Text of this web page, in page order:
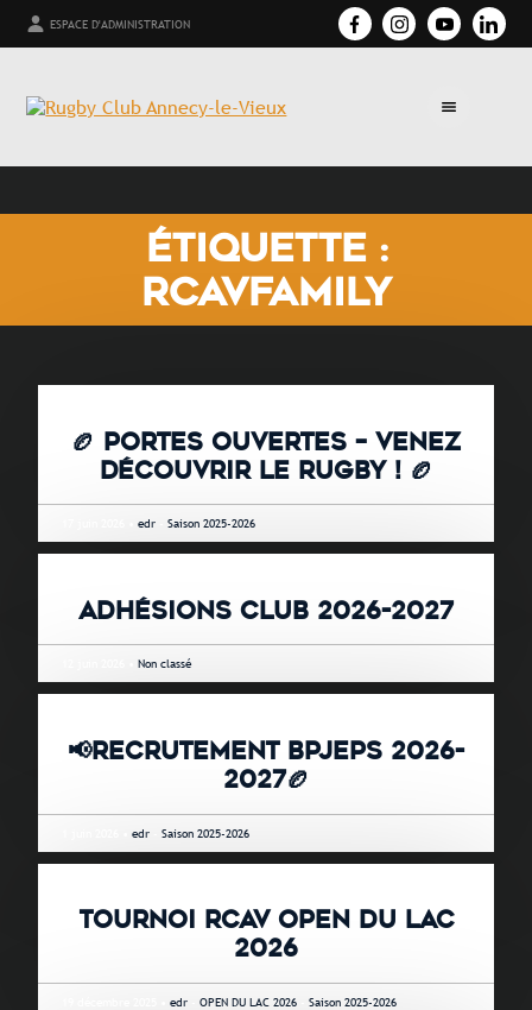
ESPACE D'ADMINISTRATION
ÉTIQUETTE :
RCAVFAMILY
🏉 PORTES OUVERTES – VENEZ
DÉCOUVRIR LE RUGBY ! 🏉
17 juin 2026 •edr -Saison 2025-2026
ADHÉSIONS CLUB 2026-2027
Non classé
📢RECRUTEMENT BPJEPS 2026-
2027🏉
1 juin 2026 •edr -Saison 2025-2026
TOURNOI RCAV OPEN DU LAC
2026
19 décembre 2025 •edr -OPEN DU LAC 2026 -Saison 2025-2026